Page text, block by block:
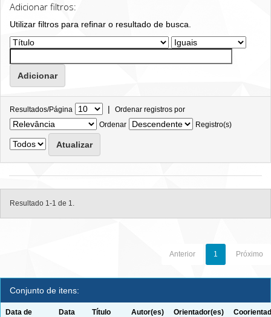
Adicionar filtros:
Utilizar filtros para refinar o resultado de busca.
Resultados/Página | Ordenar registros por
Ordenar
Registro(s)
Resultado 1-1 de 1.
Anterior 1 Próximo
Conjunto de itens:
Data de
Data
Título Autor(es) Orientador(es)